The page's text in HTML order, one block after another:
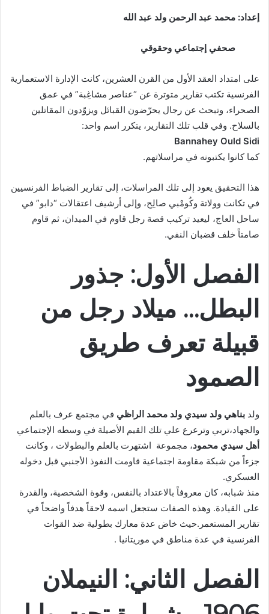
إعداد: محمد عبد الرحمن ولد عبد الله
صحفي إجتماعي وحقوقي
على امتداد العقد الأول من القرن العشرين، كانت الإدارة الاستعمارية
الفرنسية تكتب تقارير متوترة عن “عناصر مشاغِبة” في عمق
الصحراء، وتبحث عن رجال يحرّضون القبائل ويزوّدون المقاتلين
بالسلاح. وفي قلب تلك التقارير، يتكرر اسم واحد:
Bannahey Ould Sidi
كما كانوا يكتبونه في مراسلاتهم.
هذا التحقيق يعود إلى تلك المراسلات، إلى تقارير الضباط الفرنسيين
في تكانت وولاتة وكُومْبي صالِح، وإلى أرشيف اعتقالات “دابو” في
ساحل العاج، ليعيد تركيب قصة رجل قاوم في الميدان، ثم قاوم
صامتاً خلف قضبان النفي.
الفصل الأول: جذور
البطل… ميلاد رجل من
قبيلة تعرف طريق
الصمود
ولد بناهي ولد سيدي ولد محمد الراظي في مجتمع عرف بالعلم
والجهاد،تربي وترعرع علي تلك القيم الأصيلة في وسطه الإجتماعي
أهل سيدي محمود، مجموعة اشتهرت بالعلم والبطولات ، وكانت
جزءاً من شبكة مقاومة اجتماعية قاومت النفوذ الأجنبي قبل دخوله
العسكري.
منذ شبابه، كان معروفاً بالاعتداد بالنفس، وقوة الشخصية، والقدرة
على القيادة. وهذه الصفات ستجعل اسمه لاحقاً هدفاً واضحاً في
تقارير المستعمر.حيث خاض عدة معارك بطولية ضد القوات
الفرنسية في عدة مناطق في موريتانيا .
الفصل الثاني: النيملان